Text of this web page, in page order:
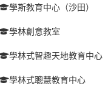
學斯教育中心（沙田）
學林創意教室
學林式智趣天地教育中心
學林式聰慧教育中心